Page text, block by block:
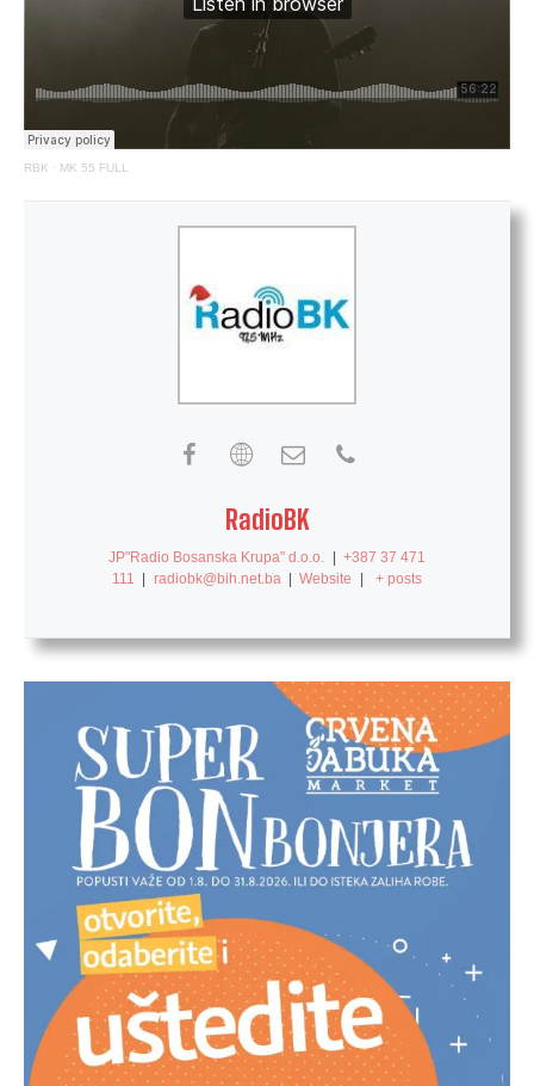
RBK · MK 55 FULL
RadioBK
JP"Radio Bosanska Krupa" d.o.o. | +387 37 471
111
| radiobk@bih.net.ba | Website | + posts